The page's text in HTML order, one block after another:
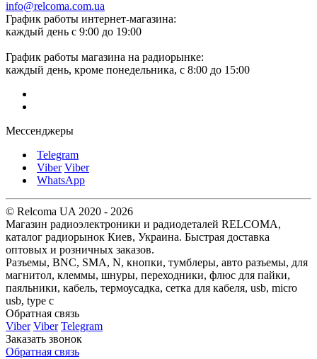
info@relcoma.com.ua
График работы интернет-магазина:
каждый день с 9:00 до 19:00
График работы магазина на радиорынке:
каждый день, кроме понедельника, с 8:00 до 15:00
Мессенджеры
Telegram
Viber Viber
WhatsApp
© Relcoma UA 2020 - 2026
Магазин радиоэлектроники и радиодеталей RELCOMA,
каталог радиорынок Киев, Украина. Быстрая доставка
оптовых и розничных заказов.
Разъемы, BNC, SMA, N, кнопки, тумблеры, авто разъемы, для
магнитол, клеммы, шнуры, переходники, флюс для пайки,
паяльники, кабель, термоусадка, сетка для кабеля, usb, micro
usb, type c
Обратная связь
Viber Viber Telegram
Заказать звонок
Обратная связь